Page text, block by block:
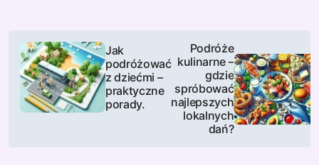
N
w
Jak
podróżować
z dziećmi –
praktyczne
porady.
Podróże
kulinarne –
gdzie
spróbować
najlepszych
lokalnych
dań?